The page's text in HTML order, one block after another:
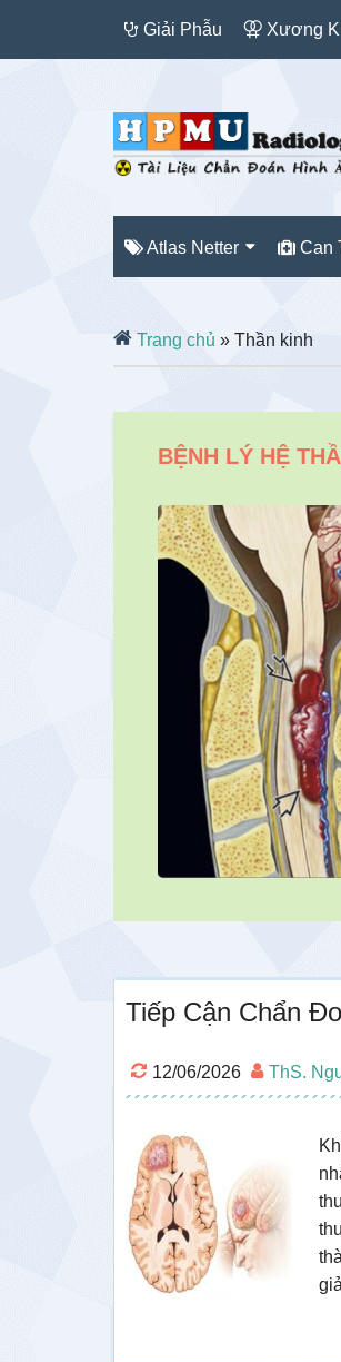
Giải Phẫu Xương
Atlas Netter Can
Trang chủ » Thần kinh
BỆNH LÝ HỆ
Tiếp Cận Chẩn
12/06/2026 ThS.